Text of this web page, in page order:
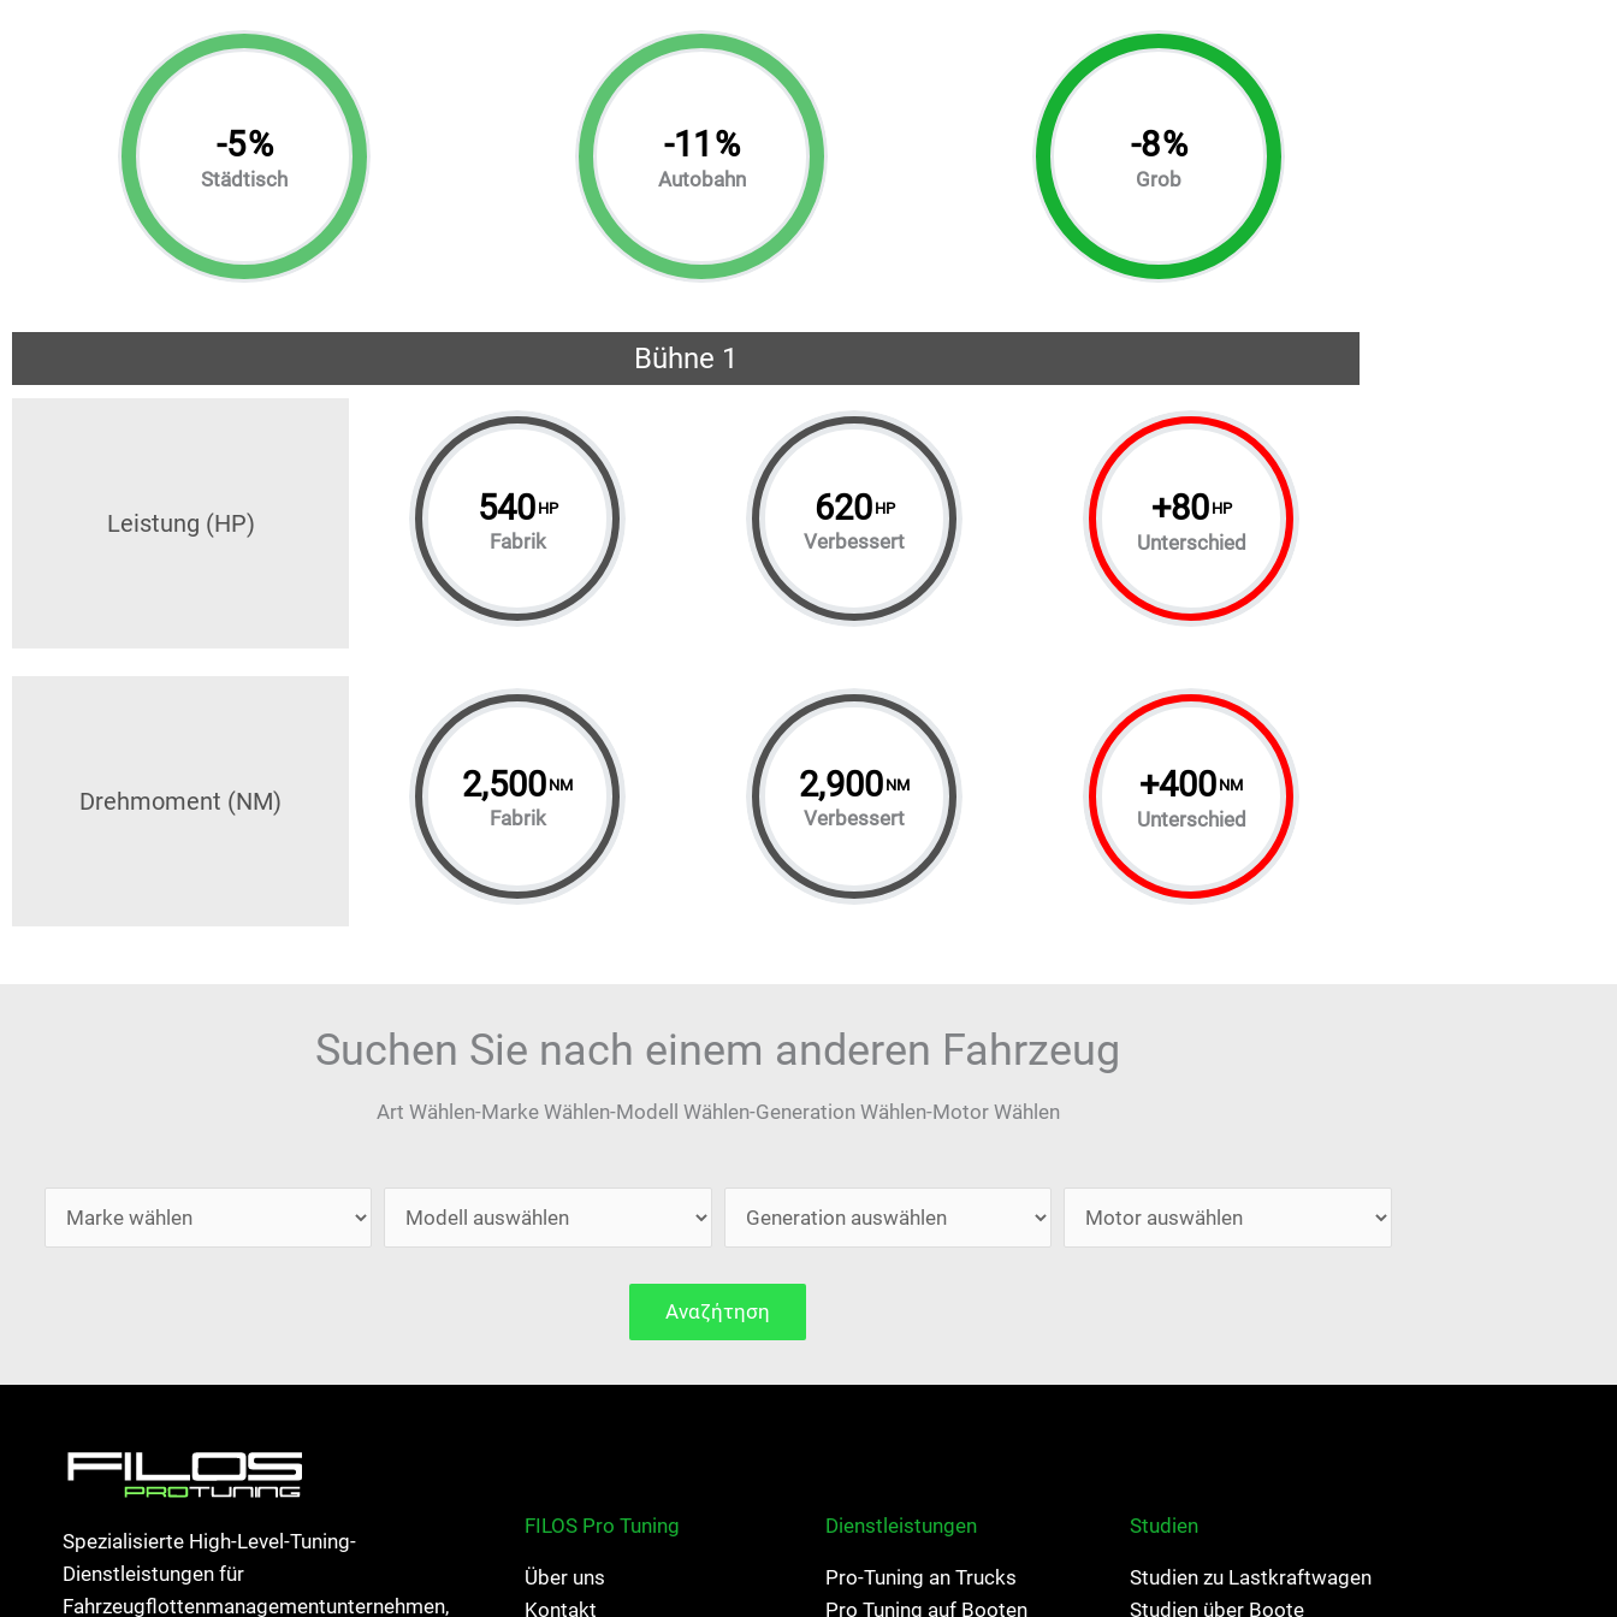
-5%
Städtisch
-11 %
Autobahn
-8%
Grob
Bühne 1
Leistung (HP) 540 HP
Fabrik
620 HP
Verbessert
+80 HP
Unterschied
Drehmoment (NM) 2,500 NM
Fabrik
2,900 NM
Verbessert
+400 NM
Unterschied
Suchen Sie nach einem anderen Fahrzeug
Art Wählen-Marke Wählen-Modell Wählen-Generation Wählen-Motor Wählen
Αναζήτηση
Spezialisierte High-Level-Tuning-
Dienstleistungen für
Fahrzeugflottenmanagementunternehmen,
FILOS Pro Tuning
Über uns
Kontakt
Dienstleistungen
Pro-Tuning an Trucks
Pro Tuning auf Booten
Studien
Studien zu Lastkraftwagen
Studien über Boote